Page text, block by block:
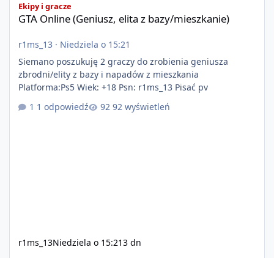
Ekipy i gracze
GTA Online (Geniusz, elita z bazy/mieszkanie)
r1ms_13 · Niedziela o 15:21
Siemano poszukuję 2 graczy do zrobienia geniusza
zbrodni/elity z bazy i napadów z mieszkania
Platforma:Ps5 Wiek: +18 Psn: r1ms_13 Pisać pv
1 odpowiedź
92 wyświetleń
r1ms_13Niedziela o 15:213 dn